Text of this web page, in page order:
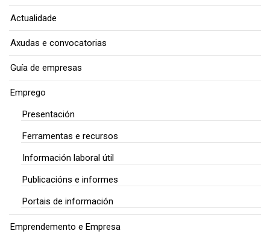
Actualidade
Axudas e convocatorias
Guía de empresas
Emprego
Presentación
Ferramentas e recursos
Información laboral útil
Publicacións e informes
Portais de información
Emprendemento e Empresa